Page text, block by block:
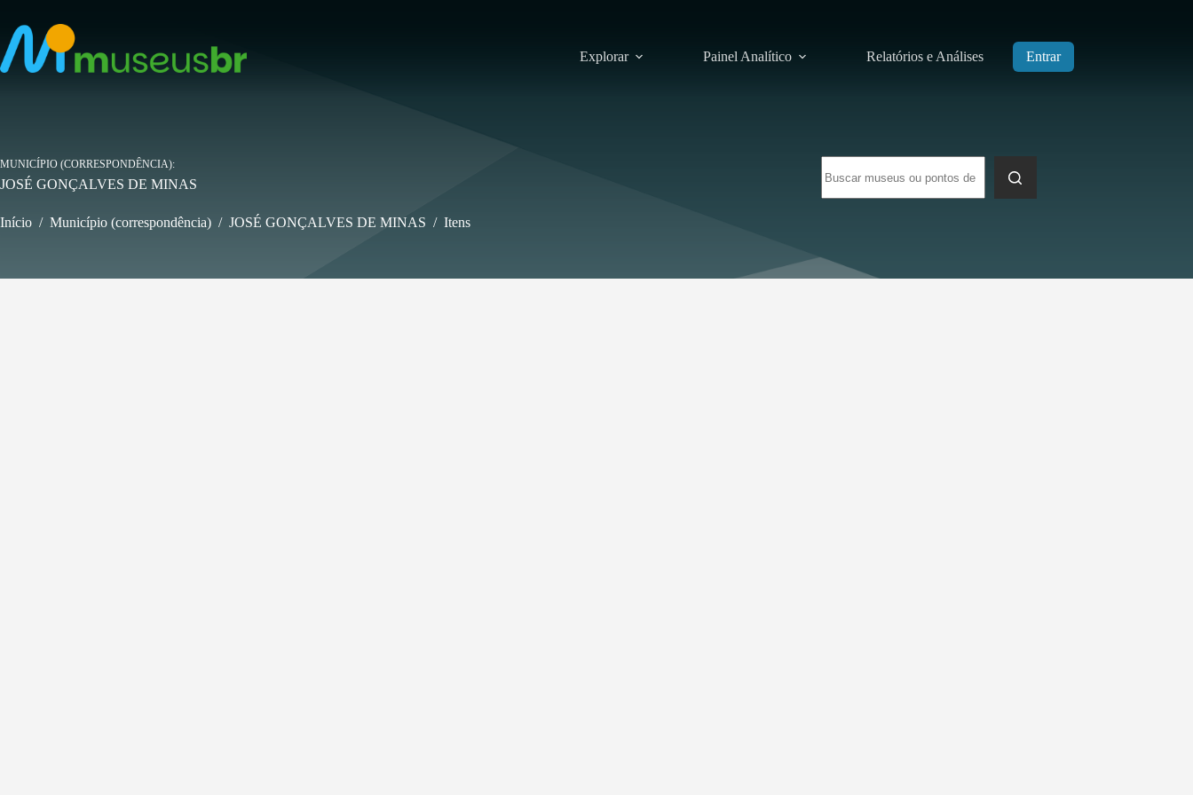
para
conteúdo
Explorar Painel Analítico Relatórios e Análises Entrar
resultados
MUNICÍPIO (CORRESPONDÊNCIA)
JOSÉ GONÇALVES DE MINAS
Início / Município (correspondência) / JOSÉ GONÇALVES DE MINAS / Itens